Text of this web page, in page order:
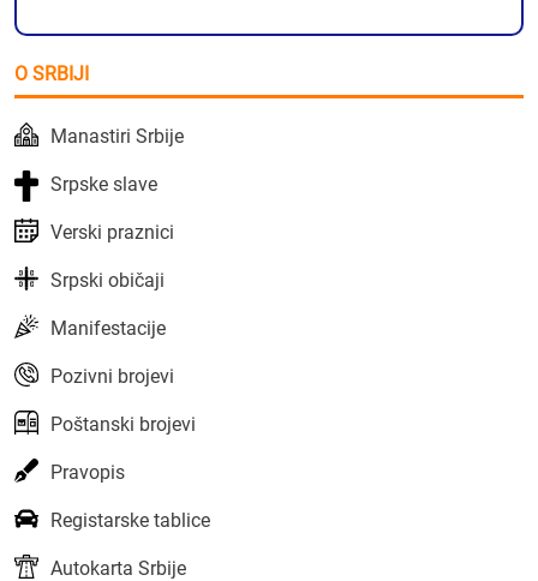
O SRBIJI
Manastiri Srbije
Srpske slave
Verski praznici
Srpski običaji
Manifestacije
Pozivni brojevi
Poštanski brojevi
Pravopis
Registarske tablice
Autokarta Srbije